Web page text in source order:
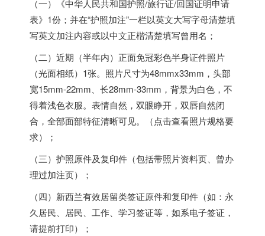
（一）《中华人民共和国护照/旅行证/回国证明申请
表》1份；并在“护照加注”一栏以英文大写字母清楚填
写英文加注内容或以中文正楷清楚填写曾用名；
（二）近期（半年内）正面免冠彩色半身证件照片
（光面相纸）1张。照片尺寸为48mmx33mm，头部
宽15mm-22mm、长28mm-33mm，背景为白色，不
得着浅色衣服。表情自然，双眼睁开，双唇自然闭
合，全部面部特征清晰可见。（点击查看照片规格要
求）；
（三）护照原件及复印件（包括带照片资料页、曾办
理过加注页）；
（四）新西兰有效居留类签证原件和复印件（如：永
久居民、居民、工作、学习签证等，如系电子签证，
请提前打印）；